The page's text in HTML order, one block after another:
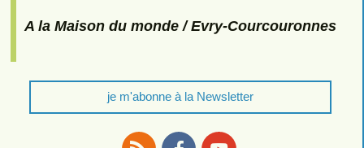
A la Maison du monde / Evry-Courcouronnes
je m'abonne à la Newsletter